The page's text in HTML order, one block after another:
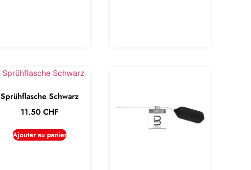
Sprühflasche Schwarz
11.50CHF
Ajouter au panier